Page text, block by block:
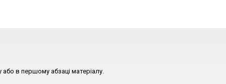
в першому абзаці матеріалу.